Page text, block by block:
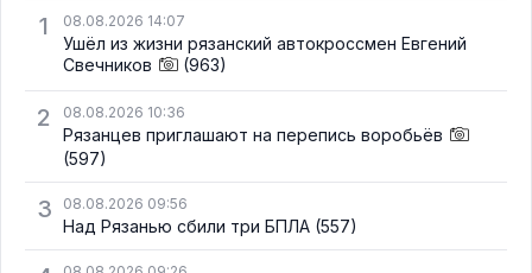
1
08.08.2026 14:07
Ушёл из жизни рязанский автокроссмен Евгений
Свечников
(963)
2 08.08.2026 10:36
Рязанцев приглашают на перепись воробьёв
(597)
3 08.08.2026 09:56
Над Рязанью сбили три БПЛА (557)